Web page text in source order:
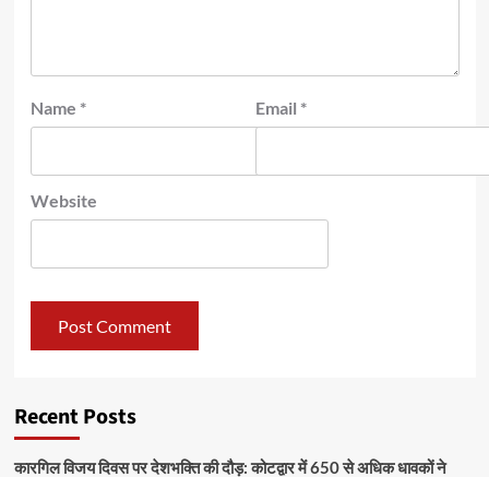
Name * Email *
Website
Recent Posts
कारगिल विजय दिवस पर देशभक्ति की दौड़: कोटद्वार में 650 से अधिक धावकों ने